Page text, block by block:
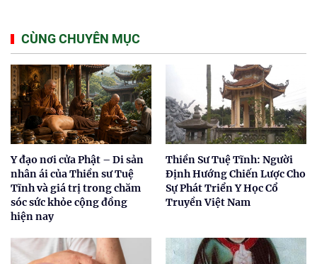
CÙNG CHUYÊN MỤC
Y đạo nơi cửa Phật – Di sản
nhân ái của Thiền sư Tuệ
Tĩnh và giá trị trong chăm
sóc sức khỏe cộng đồng
hiện nay
Thiền Sư Tuệ Tĩnh: Người
Định Hướng Chiến Lược Cho
Sự Phát Triển Y Học Cổ
Truyền Việt Nam